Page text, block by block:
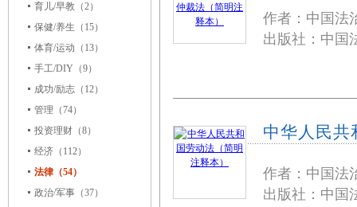
育儿/早教 （2）
保健/养生 （15）
体育/运动 （13）
手工/DIY （9）
成功/励志 （12）
管理 （74）
投资理财 （8）
经济 （112）
法律（54）
政治/军事 （37）
作者：中国法
出版社：中
中华人民共
作者：中国法
出版社：中